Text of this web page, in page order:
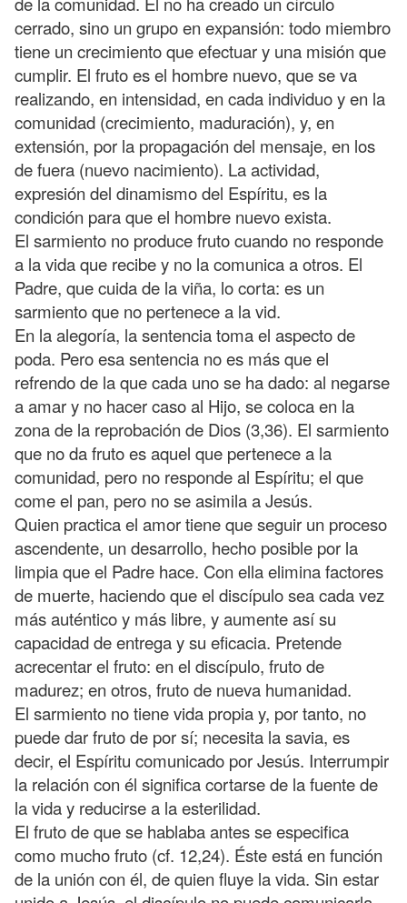
cerrado, sino un grupo en expansión: todo miembro
tiene un crecimiento que efectuar y una misión que
cumplir. El fruto es el hombre nuevo, que se va
realizando, en intensidad, en cada individuo y en la
comunidad (crecimiento, maduración), y, en
extensión, por la propagación del mensaje, en los
de fuera (nuevo nacimiento). La actividad,
expresión del dinamismo del Espíritu, es la
condición para que el hombre nuevo exista.
El sarmiento no produce fruto cuando no responde
a la vida que recibe y no la comunica a otros. El
Padre, que cuida de la viña, lo corta: es un
sarmiento que no pertenece a la vid.
En la alegoría, la sentencia toma el aspecto de
poda. Pero esa sentencia no es más que el
refrendo de la que cada uno se ha dado: al negarse
a amar y no hacer caso al Hijo, se coloca en la
zona de la reprobación de Dios (3,36). El sarmiento
que no da fruto es aquel que pertenece a la
comunidad, pero no responde al Espíritu; el que
come el pan, pero no se asimila a Jesús.
Quien practica el amor tiene que seguir un proceso
ascendente, un desarrollo, hecho posible por la
limpia que el Padre hace. Con ella elimina factores
de muerte, haciendo que el discípulo sea cada vez
más auténtico y más libre, y aumente así su
capacidad de entrega y su eficacia. Pretende
acrecentar el fruto: en el discípulo, fruto de
madurez; en otros, fruto de nueva humanidad.
El sarmiento no tiene vida propia y, por tanto, no
puede dar fruto de por sí; necesita la savia, es
decir, el Espíritu comunicado por Jesús. Interrumpir
la relación con él significa cortarse de la fuente de
la vida y reducirse a la esterilidad.
El fruto de que se hablaba antes se especifica
como mucho fruto (cf. 12,24). Éste está en función
de la unión con él, de quien fluye la vida. Sin estar